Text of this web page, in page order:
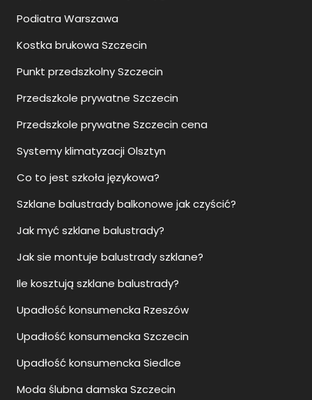
Podiatra Warszawa
Kostka brukowa Szczecin
Punkt przedszkolny Szczecin
Przedszkole prywatne Szczecin
Przedszkole prywatne Szczecin cena
Systemy klimatyzacji Olsztyn
Co to jest szkoła językowa?
Szklane balustrady balkonowe jak czyścić?
Jak myć szklane balustrady?
Jak sie montuje balustrady szklane?
Ile kosztują szklane balustrady?
Upadłość konsumencka Rzeszów
Upadłość konsumencka Szczecin
Upadłość konsumencka Siedlce
Moda ślubna damska Szczecin